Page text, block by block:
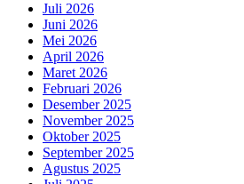
Juli 2026
Juni 2026
Mei 2026
April 2026
Maret 2026
Februari 2026
Desember 2025
November 2025
Oktober 2025
September 2025
Agustus 2025